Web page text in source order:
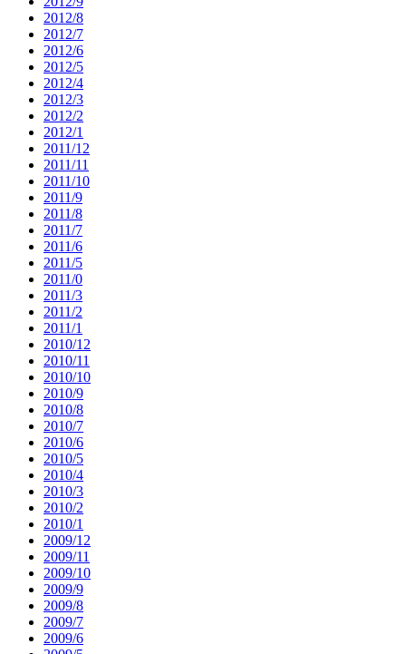
2012/8
2012/7
2012/6
2012/5
2012/4
2012/3
2012/2
2012/1
2011/12
2011/11
2011/10
2011/9
2011/8
2011/7
2011/6
2011/5
2011/0
2011/3
2011/2
2011/1
2010/12
2010/11
2010/10
2010/9
2010/8
2010/7
2010/6
2010/5
2010/4
2010/3
2010/2
2010/1
2009/12
2009/11
2009/10
2009/9
2009/8
2009/7
2009/6